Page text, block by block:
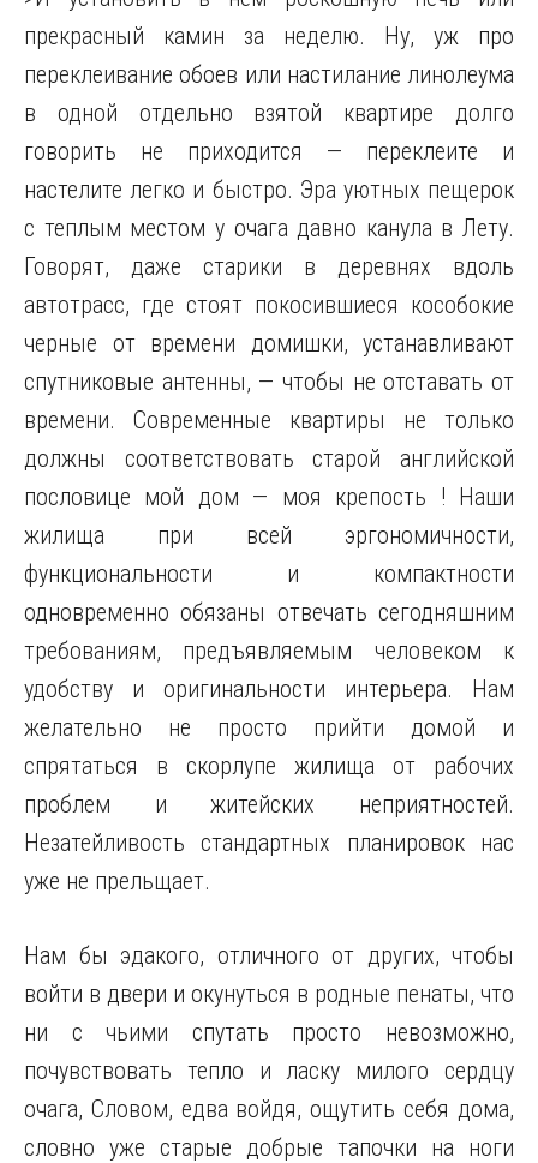
прекрасный камин за неделю. Ну, уж про
переклеивание обоев или настилание линолеума
в одной отдельно взятой квартире долго
говорить не приходится — переклеите и
настелите легко и быстро. Эра уютных пещерок
с теплым местом у очага давно канула в Лету.
Говорят, даже старики в деревнях вдоль
автотрасс, где стоят покосившиеся кособокие
черные от времени домишки, устанавливают
спутниковые антенны, — чтобы не отставать от
времени. Современные квартиры не только
должны соответствовать старой английской
пословице мой дом — моя крепость ! Наши
жилища при всей эргономичности,
функциональности и компактности
одновременно обязаны отвечать сегодняшним
требованиям, предъявляемым человеком к
удобству и оригинальности интерьера. Нам
желательно не просто прийти домой и
спрятаться в скорлупе жилища от рабочих
проблем и житейских неприятностей.
Незатейливость стандартных планировок нас
уже не прельщает.
Нам бы эдакого, отличного от других, чтобы
войти в двери и окунуться в родные пенаты, что
ни с чьими спутать просто невозможно,
почувствовать тепло и ласку милого сердцу
очага, Словом, едва войдя, ощутить себя дома,
словно уже старые добрые тапочки на ноги